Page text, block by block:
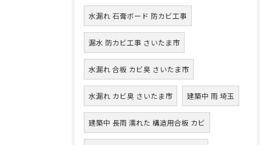
水漏れ 石膏ボード 防カビ工事
漏水 防カビ工事 さいたま市
水漏れ 合板 カビ臭 さいたま市
水漏れ カビ臭 さいたま市 建築中 雨 埼玉
建築中 長雨 濡れた 構造用合板 カビ